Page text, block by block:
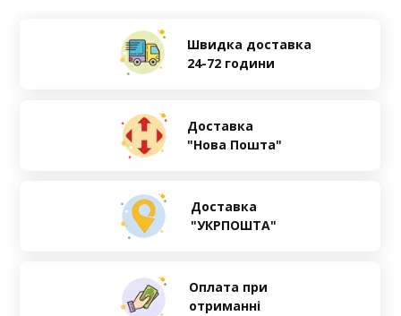
Оплата при
отриманні
Швидка доставка
24-72 години
Доставка
"Нова Пошта"
Доставка
"УКРПОШТА"